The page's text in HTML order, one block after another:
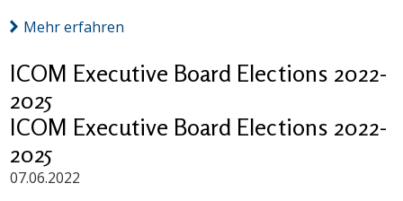
Mehr erfahren
ICOM Executive Board Elections 2022-
2025
ICOM Executive Board Elections 2022-
2025
07.06.2022